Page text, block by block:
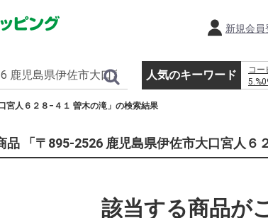
新規会員
人気のキーワード コー
宮人６２８−４１ 曽木の滝」の検索結果
品 「〒895-2526 鹿児島県伊佐市大口宮人６
該当する商品が